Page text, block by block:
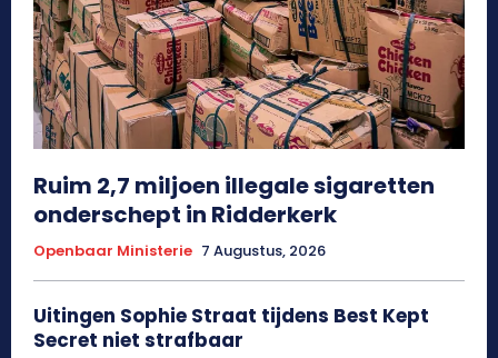
Ruim 2,7 miljoen illegale sigaretten
onderschept in Ridderkerk
Openbaar Ministerie 7 Augustus, 2026
Uitingen Sophie Straat tijdens Best Kept
Secret niet strafbaar